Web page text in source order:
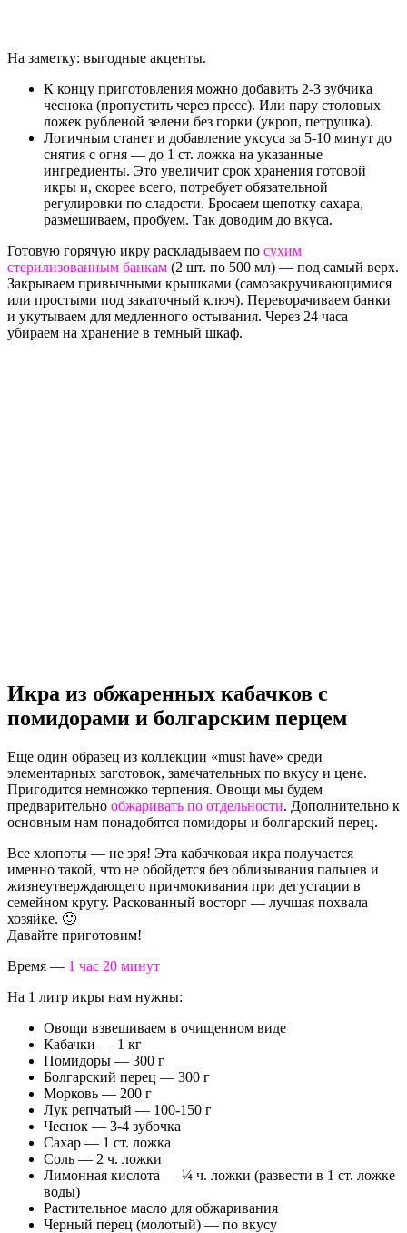
На заметку: выгодные акценты.
К концу приготовления можно добавить 2-3 зубчика
чеснока (пропустить через пресс). Или пару столовых
ложек рубленой зелени без горки (укроп, петрушка).
Логичным станет и добавление уксуса за 5-10 минут до
снятия с огня — до 1 ст. ложка на указанные
ингредиенты. Это увеличит срок хранения готовой
икры и, скорее всего, потребует обязательной
регулировки по сладости. Бросаем щепотку сахара,
размешиваем, пробуем. Так доводим до вкуса.
Готовую горячую икру раскладываем по сухим
стерилизованным банкам (2 шт. по 500 мл) — под самый верх.
Закрываем привычными крышками (самозакручивающимися
или простыми под закаточный ключ). Переворачиваем банки
и укутываем для медленного остывания. Через 24 часа
убираем на хранение в темный шкаф.
Икра из обжаренных кабачков с
помидорами и болгарским перцем
Еще один образец из коллекции «must have» среди
элементарных заготовок, замечательных по вкусу и цене.
Пригодится немножко терпения. Овощи мы будем
предварительно обжаривать по отдельности. Дополнительно к
основным нам понадобятся помидоры и болгарский перец.
Все хлопоты — не зря! Эта кабачковая икра получается
именно такой, что не обойдется без облизывания пальцев и
жизнеутверждающего причмокивания при дегустации в
семейном кругу. Раскованный восторг — лучшая похвала
хозяйке. 🙂
Давайте приготовим!
Время — 1 час 20 минут
На 1 литр икры нам нужны:
Овощи взвешиваем в очищенном виде
Кабачки — 1 кг
Помидоры — 300 г
Болгарский перец — 300 г
Морковь — 200 г
Лук репчатый — 100-150 г
Чеснок — 3-4 зубочка
Сахар — 1 ст. ложка
Соль — 2 ч. ложки
Лимонная кислота — ¼ ч. ложки (развести в 1 ст. ложке
воды)
Растительное масло для обжаривания
Черный перец (молотый) — по вкусу